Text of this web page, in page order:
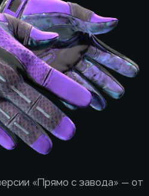
«Прямо с завода» — от